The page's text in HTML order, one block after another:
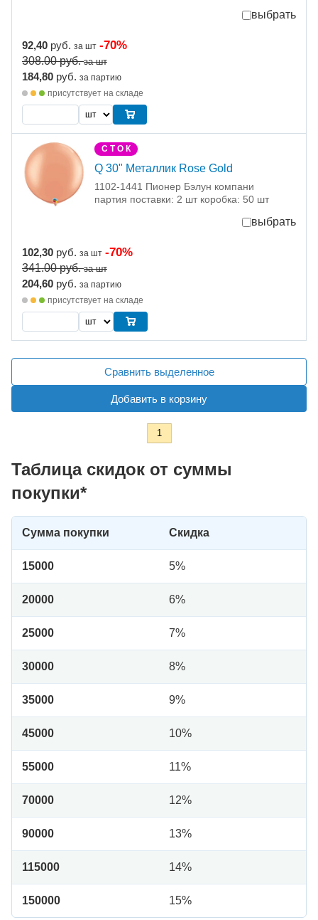
выбрать
92,40 руб. за шт -70%
308.00руб. за шт
184,80 руб. за партию
присутствует на складе
С Т О К
Q 30" Металлик Rose Gold
1102-1441 Пионер Бэлун компани
партия поставки: 2 шт коробка: 50 шт
выбрать
102,30 руб. за шт -70%
341.00руб. за шт
204,60 руб. за партию
присутствует на складе
Сравнить выделенное
Добавить в корзину
1
Таблица скидок от суммы
покупки*
Сумма покупки Скидка
15000 5%
20000 6%
25000 7%
30000 8%
35000 9%
45000 10%
55000 11%
70000 12%
90000 13%
115000 14%
150000 15%